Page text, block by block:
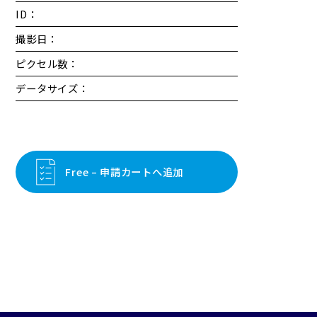
ID：
撮影日：
ピクセル数：
データサイズ：
Free – 申請カートへ追加